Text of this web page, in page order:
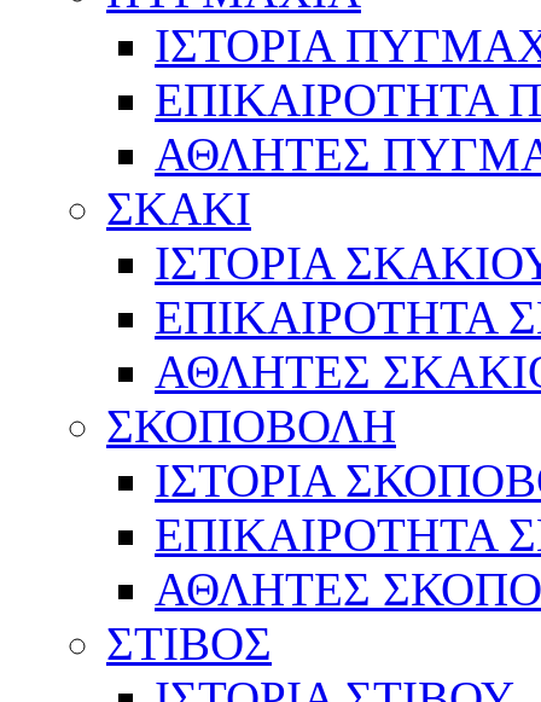
ΙΣΤΟΡΙΑ
ΕΠΙΚΑΙΡΟΤΗΤΑ
ΑΘΛΗΤΕΣ
ΣΚΑΚΙ
ΙΣΤΟΡΙΑ
ΕΠΙΚΑΙΡΟΤΗΤΑ
ΑΘΛΗΤΕΣ
ΣΚΟΠΟΒΟΛΗ
ΙΣΤΟΡΙΑ
ΕΠΙΚΑΙΡΟΤΗΤΑ
ΑΘΛΗΤΕΣ
ΣΤΙΒΟΣ